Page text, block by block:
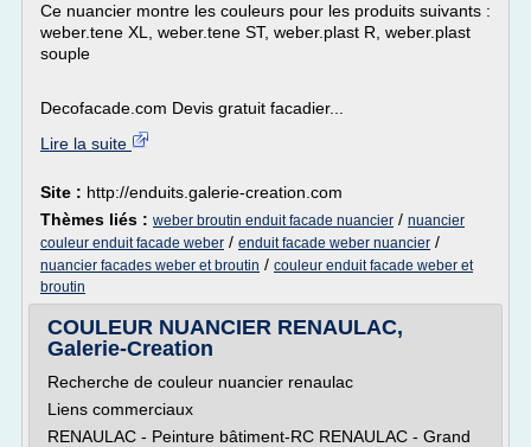
Ce nuancier montre les couleurs pour les produits suivants :
weber.tene XL, weber.tene ST, weber.plast R, weber.plast
souple
Decofacade.com Devis gratuit facadier...
Lire la suite
Site : http://enduits.galerie-creation.com
Thèmes liés : weber broutin enduit facade nuancier / nuancier
couleur enduit facade weber / enduit facade weber nuancier /
nuancier facades weber et broutin / couleur enduit facade weber et
broutin
COULEUR NUANCIER RENAULAC,
Galerie-Creation
Recherche de couleur nuancier renaulac
Liens commerciaux
RENAULAC - Peinture bâtiment-RC RENAULAC - Grand